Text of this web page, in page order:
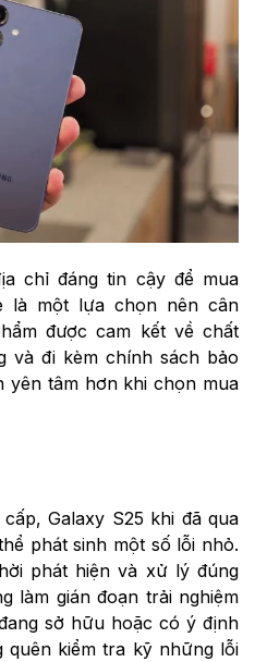
chỉ đáng tin cậy để mua
là một lựa chọn nên cân
được cam kết về chất
và đi kèm chính sách bảo
yên tâm hơn khi chọn mua
Galaxy S25 khi đã qua
phát sinh một số lỗi nhỏ.
phát hiện và xử lý đúng
làm gián đoạn trải nghiệm
sở hữu hoặc có ý định
quên kiểm tra kỹ những lỗi